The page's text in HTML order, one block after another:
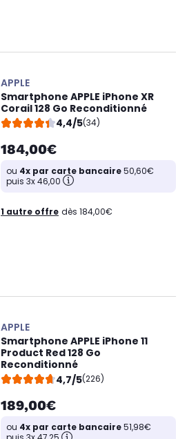
APPLE
Smartphone APPLE iPhone XR
Corail 128 Go Reconditionné
4,4/5(34)
184,00€
ou 4x par carte bancaire50,60€
puis 3x 46,00
1 autre offre dès 184,00€
APPLE
Smartphone APPLE iPhone 11
Product Red 128 Go
Reconditionné
4,7/5(226)
189,00€
ou 4x par carte bancaire51,98€